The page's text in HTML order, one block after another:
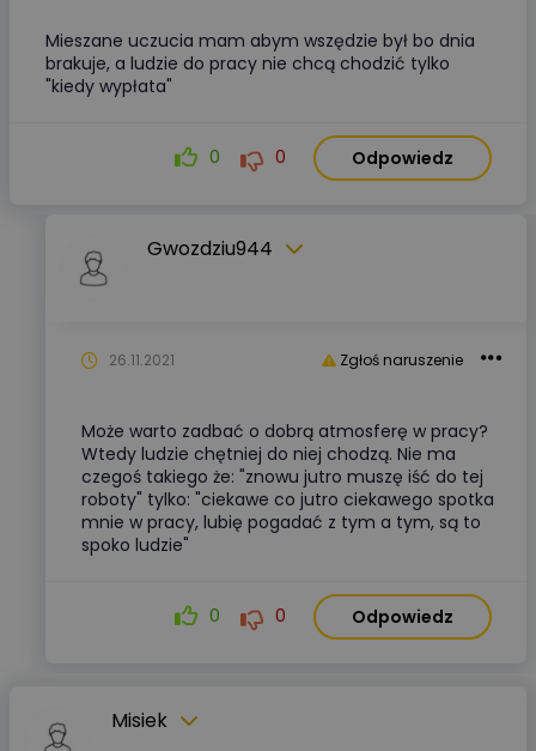
Mieszane uczucia mam abym wszędzie był bo dnia
brakuje, a ludzie do pracy nie chcą chodzić tylko
"kiedy wypłata"
0 0 Odpowiedz
Gwozdziu944
Zgłoś naruszenie
26.11.2021
Może warto zadbać o dobrą atmosferę w pracy?
Wtedy ludzie chętniej do niej chodzą. Nie ma
czegoś takiego że: "znowu jutro muszę iść do tej
roboty" tylko: "ciekawe co jutro ciekawego spotka
mnie w pracy, lubię pogadać z tym a tym, są to
spoko ludzie"
0 0 Odpowiedz
Misiek